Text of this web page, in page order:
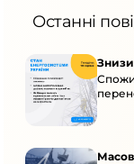
Останні